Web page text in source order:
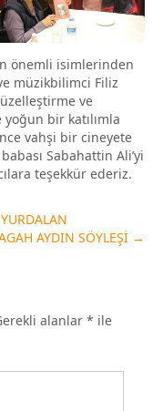
önemli isimlerinden
müzikbilimci Filiz
ve
yoğun bir katılımla
vahşi bir cineyete
Sabahattin Ali’yi
teşekkür ederiz.
AYDIN SÖYLEŞİ →
alanlar * ile